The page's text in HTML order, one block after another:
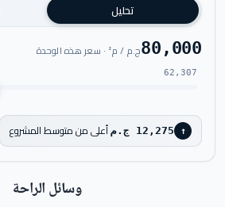
تحليل
80,000ج.م / م² · سعر هذه الوحدة
62,307
↑ 12,275 ج.م أعلى من متوسط المشروع
وسائل الراحة